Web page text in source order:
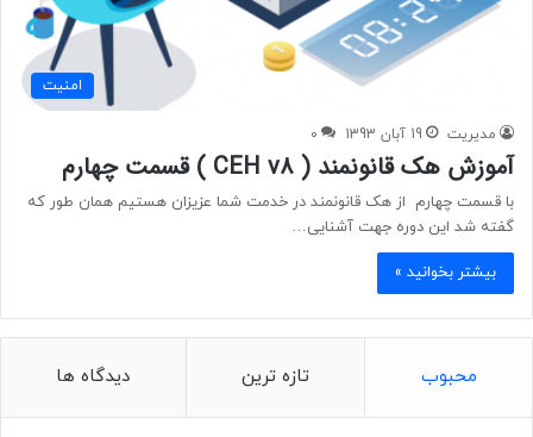
امنیت
مدیریت 19 آبان 1393 0
آموزش هک قانونمند ( CEH v8 ) قسمت چهارم
با قسمت چهارم از هک قانونمند در خدمت شما عزیزان هستیم همان طور که
گفته شد این دوره جهت آشنایی…
بیشتر بخوانید »
محبوب تازه ترین دیدگاه ها